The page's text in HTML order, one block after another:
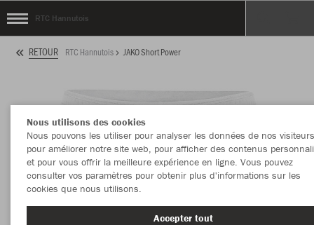
RTC Hannutois
RETOUR RTC Hannutois JAKO Short Power
Nous utilisons des cookies
Nous pouvons les utiliser pour analyser les données de nos
pour améliorer notre site web, pour afficher des contenus
et pour vous offrir la meilleure expérience en ligne. Vous pouvez
consulter vos paramètres pour obtenir plus d'informations sur les
cookies que nous utilisons.
Accepter tout